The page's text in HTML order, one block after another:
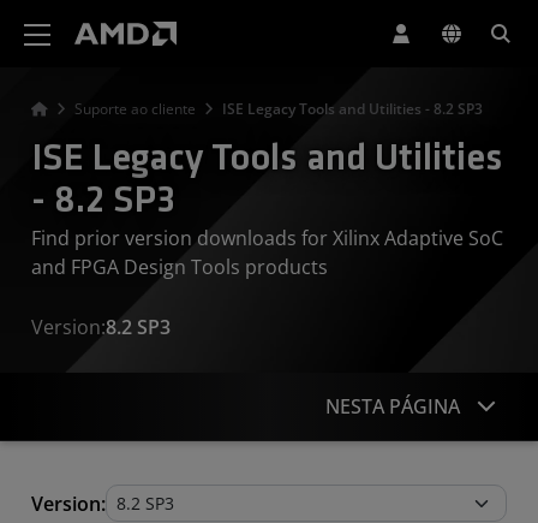
Suporte ao cliente ISE Legacy Tools and Utilities - 8.2 SP3
ISE Legacy Tools and Utilities
- 8.2 SP3
Find prior version downloads for Xilinx Adaptive SoC
and FPGA Design Tools products
Version:8.2 SP3
NESTA PÁGINA
Legacy Tools and Utilities
Version: